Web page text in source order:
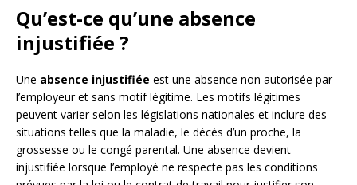
Qu’est-ce qu’une absence
injustifiée ?
Une absence injustifiée est une absence non autorisée par
l’employeur et sans motif légitime. Les motifs légitimes
peuvent varier selon les législations nationales et inclure des
situations telles que la maladie, le décès d’un proche, la
grossesse ou le congé parental. Une absence devient
injustifiée lorsque l’employé ne respecte pas les conditions